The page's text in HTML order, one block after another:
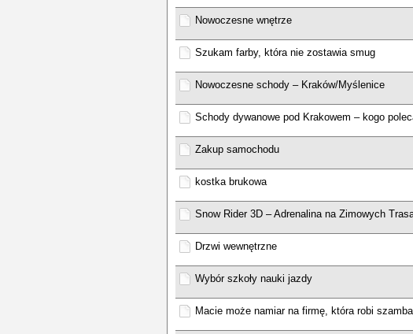
Nowoczesne wnętrze
Szukam farby, która nie zostawia smug
Nowoczesne schody – Kraków/Myślenice
Schody dywanowe pod Krakowem – kogo
Zakup samochodu
kostka brukowa
Snow Rider 3D – Adrenalina na Zimowych
Drzwi wewnętrzne
Wybór szkoły nauki jazdy
Macie może namiar na firmę, która robi